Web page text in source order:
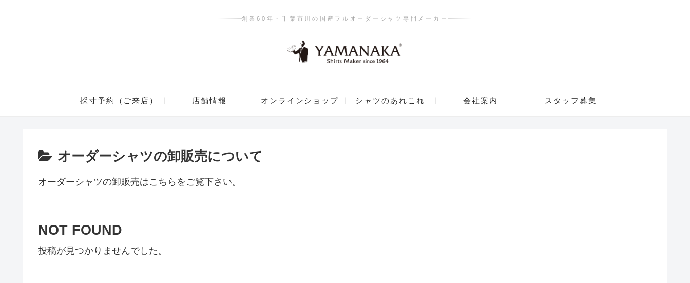
創業60年・千葉市川の国産フルオーダーシャツ専門メーカー
採寸予約（ご来店） 店舗情報 オンラインショップ シャツのあれこれ 会社案内 スタッフ募集
オーダーシャツの卸販売について
オーダーシャツの卸販売はこちらをご覧下さい。
NOT FOUND
投稿が見つかりませんでした。